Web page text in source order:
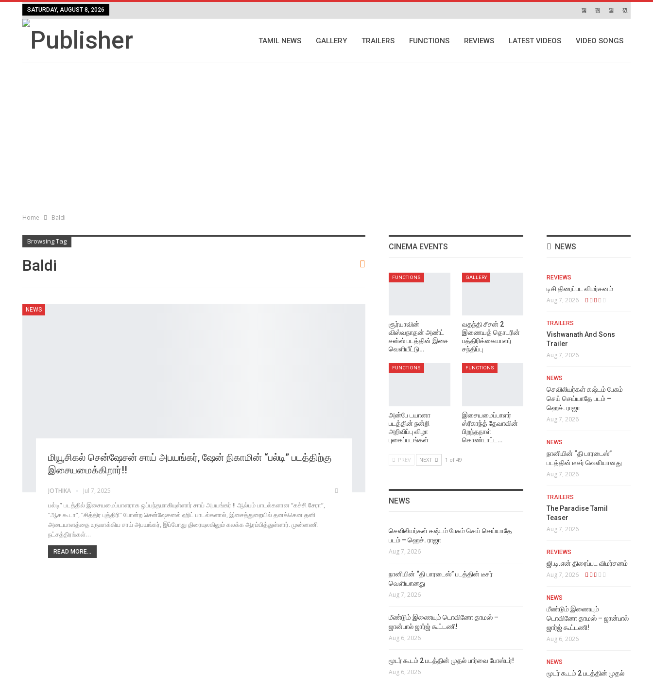
SATURDAY, AUGUST 8, 2026
TAMIL NEWS GALLERY TRAILERS FUNCTIONS REVIEWS LATEST VIDEOS VIDEO SONGS
Home Baldi
Browsing Tag
Baldi
NEWS
மியூசிகல் சென்ஷேசன் சாய் அபயங்கர், ஷேன் நிகாமின் “பல்டி” படத்திற்கு
இசையமைக்கிறார்!!
JOTHIKA Jul 7, 2025
பல்டி” படத்தில் இசையமைப்பாளராக ஒப்பந்தமாகியுள்ளார் சாய் அபயங்கர் !! ஆல்பம் பாடல்களான “கச்சி சேரா”,
“ஆச கூடா”, “சித்திர புத்திரி” போன்ற சென்ஷேசனல் ஹிட் பாடல்களால், இசைத்துறையில் தனக்கென தனி
அடையாளத்தை உருவாக்கிய சாய் அபயங்கர், இப்போது திரையுலகிலும் கலக்க ஆரம்பித்துள்ளார். முன்னணி
நட்சத்திரங்கள்…
READ MORE...
CINEMA EVENTS
FUNCTIONS
சூர்யாவின்
விஸ்வநாதன் அண்ட்
சன்ஸ் படத்தின் இசை
வெளியீட்டு…
GALLERY
வதந்தி சீசன் 2
இணையத் தொடரின்
பத்திரிக்கையாளர்
சந்திப்பு
FUNCTIONS
அன்பே டயானா
படத்தின் நன்றி
அறிவிப்பு விழா
புகைப்படங்கள்
FUNCTIONS
இசையமைப்பாளர்
ஸ்ரீகாந்த் தேவாவின்
பிறந்தநாள்
கொண்டாட்ட…
PREV NEXT 1 of 49
NEWS
செவிலியர்கள் கஷ்டம் பேசும் செய் செய்யாதே
படம் – ஹெச். ராஜா
Aug 7, 2026
நானியின் “தி பாரடைஸ்” படத்தின் டீசர்
வெளியானது
Aug 7, 2026
மீண்டும் இணையும் டொவினோ தாமஸ் –
ஜான்பால் ஜார்ஜ் கூட்டணி!
Aug 6, 2026
மூடர் கூடம் 2 படத்தின் முதல் பார்வை போஸ்டர்!
Aug 6, 2026
NEWS
REVIEWS
டிசி திரைப்பட விமர்சனம்
Aug 7, 2026
TRAILERS
Vishwanath And Sons
Trailer
Aug 7, 2026
NEWS
செவிலியர்கள் கஷ்டம் பேசும்
செய் செய்யாதே படம் –
ஹெச். ராஜா
Aug 7, 2026
NEWS
நானியின் “தி பாரடைஸ்”
படத்தின் டீசர் வெளியானது
Aug 7, 2026
TRAILERS
The Paradise Tamil
Teaser
Aug 7, 2026
REVIEWS
ஜி.டி.என் திரைப்பட விமர்சனம்
Aug 7, 2026
NEWS
மீண்டும் இணையும்
டொவினோ தாமஸ் – ஜான்பால்
ஜார்ஜ் கூட்டணி!
Aug 6, 2026
NEWS
மூடர் கூடம் 2 படத்தின் முதல்